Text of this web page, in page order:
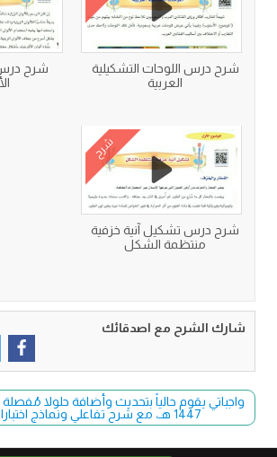
شرح درس اللوحات التشكيلية
العربية
شرح درس
شرح
شرح درس تشكيل آنية خزفية
منتظمة الشكل
شارك الشرح مع اصدقائك
واجباتي يقوم حالياً بتحديث وأضافة حلولا
1447 هـ، مع شرح تفاعلي ونماذج اختبارات حصرية.